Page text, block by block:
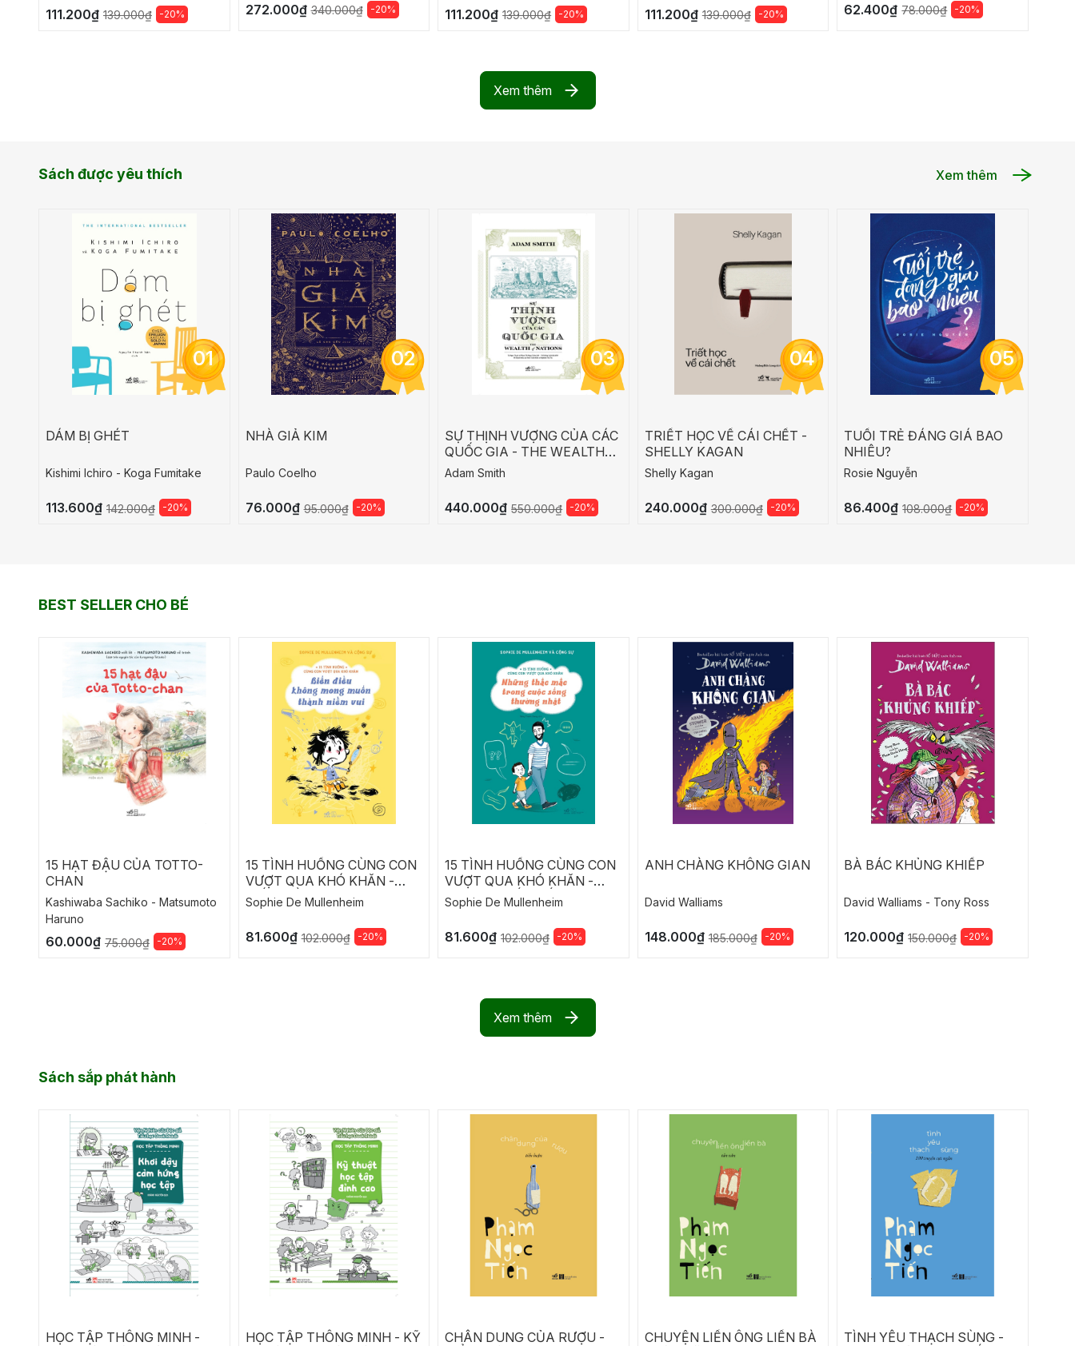
111.200₫ 139.000₫ -20% 272.000₫ 340.000₫ -20% 111.200₫ 139.000₫ -20% 111.200₫ 139.000₫ -20% 62.400₫ 78.000₫ -20%
Xem thêm
Sách được yêu thích Xem thêm
01
DÁM BỊ GHÉT
Kishimi lchiro - Koga Fumitake
113.600₫ 142.000₫ -20%
02
NHÀ GIẢ KIM
Paulo Coelho
76.000₫ 95.000₫ -20%
03
SỰ THỊNH VƯỢNG CỦA CÁC
QUỐC GIA - THE WEALTH
OF NATIONS
Adam Smith
440.000₫ 550.000₫ -20%
04
TRIẾT HỌC VỀ CÁI CHẾT -
SHELLY KAGAN
Shelly Kagan
240.000₫ 300.000₫ -20%
05
TUỔI TRẺ ĐÁNG GIÁ BAO
NHIÊU?
Rosie Nguyễn
86.400₫ 108.000₫ -20%
BEST SELLER CHO BÉ
15 HẠT ĐẬU CỦA TOTTO-
CHAN
Kashiwaba Sachiko - Matsumoto
Haruno
60.000₫ 75.000₫ -20%
15 TÌNH HUỐNG CÙNG CON
VƯỢT QUA KHÓ KHĂN -
BIẾN ĐIỀU KHÔNG MONG
MUỐN THÀNH NIỀM VUI
Sophie De Mullenheim
81.600₫ 102.000₫ -20%
15 TÌNH HUỐNG CÙNG CON
VƯỢT QUA KHÓ KHĂN -
NHỮNG THẮC MẮC TRONG
CUỘC SỐNG THƯỜNG
NHẬT
Sophie De Mullenheim
81.600₫ 102.000₫ -20%
ANH CHÀNG KHÔNG GIAN
David Walliams
148.000₫ 185.000₫ -20%
BÀ BÁC KHỦNG KHIẾP
David Walliams - Tony Ross
120.000₫ 150.000₫ -20%
Xem thêm
Sách sắp phát hành
HỌC TẬP THÔNG MINH -
HỌC TẬP THÔNG MINH - KỸ
CHÂN DUNG CỦA RƯỢU -
CHUYỆN LIỀN ÔNG LIỀN BÀ
TÌNH YÊU THẠCH SÙNG -